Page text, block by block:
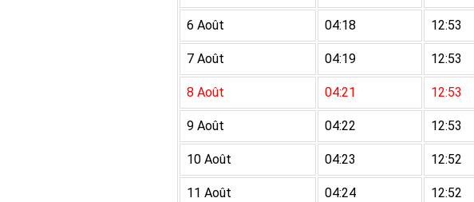
6 Août 04:18 12:53
7 Août 04:19 12:53
8 Août 04:21 12:53
9 Août 04:22 12:53
10 Août 04:23 12:52
11 Août 04:24 12:52